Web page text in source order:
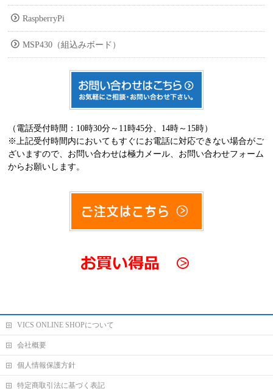
RaspberryPi
MSP430（組込みボード）
（電話受付時間：10時30分～11時45分、14時～15時）
※上記受付時間内においてもすぐにお電話に対応できない場合がご
ざいますので、お問い合わせは極力メール、お問い合わせフォーム
からお願いします。
VICS ONLINE SHOPについて
会社概要
個人情報保護方針
特定商取引法に基づく表記